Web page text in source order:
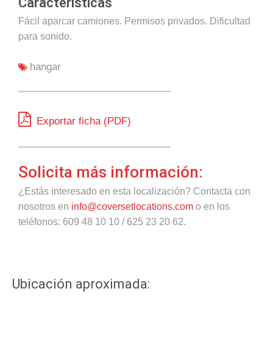
Fácil aparcar camiones. Permisos privados. Dificultad
para sonido.
hangar
Exportar ficha (PDF)
Solicita más información:
¿Estás interesado en esta localización? Contacta con
nosotros en info@coversetlocations.com o en los
teléfonos: 609 48 10 10 / 625 23 20 62.
Ubicación aproximada: